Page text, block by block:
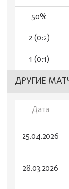
50%
2 (0:2)
1 (0:1)
ДРУГИЕ
Дата
25.04.2026
28.03.2026